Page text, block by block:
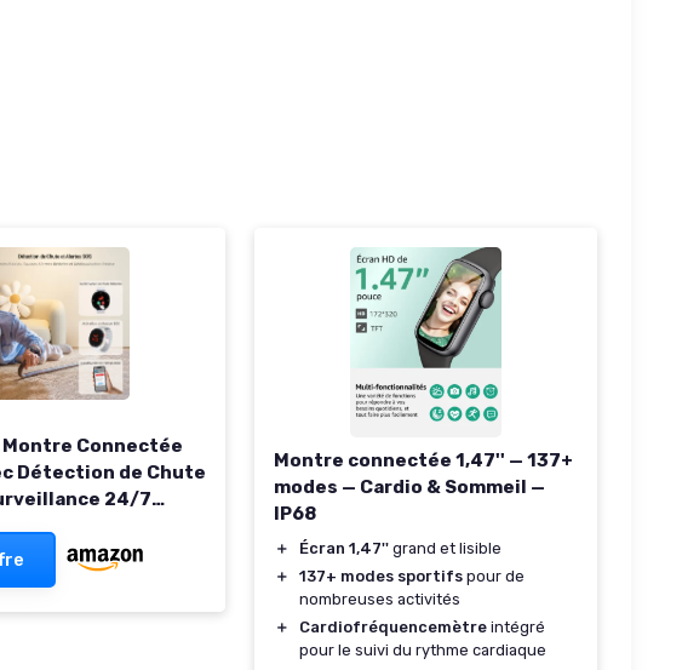
Montre Connectée
Détection de Chute
24/7
SpO₂/Température,
être par IA,
Montre connectée 1,47'' — 137+
modes — Cardio & Sommeil —
IP68
＋ Écran 1,47'' grand et lisible
＋
137+ modes sportifs pour de
nombreuses activités
＋
Cardiofréquencemètre intégré
pour le suivi du rythme cardiaque